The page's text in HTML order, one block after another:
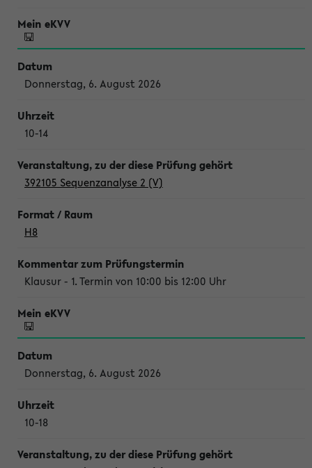
Donnerstag, 6. August 2026
10-14
392105 Sequenzanalyse 2 (V)
H8
Klausur - 1. Termin von 10:00 bis 12:00 Uhr
Donnerstag, 6. August 2026
10-18